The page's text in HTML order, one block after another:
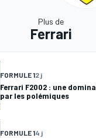
Plus de
Ferrari
FORMULE 12 j
Ferrari F2002 : une
par les polémiques
FORMULE 14 j